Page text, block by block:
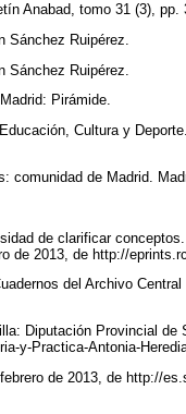
Anabad, tomo 31 (3), pp.
Sánchez Ruipérez.
Sánchez Ruipérez.
Pirámide.
Cultura y
comunidad de Madrid.
de clarificar
de 2013, de http://
del Archivo
Diputación Provincial de
y-Practica-Antonia-
de 2013, de http://